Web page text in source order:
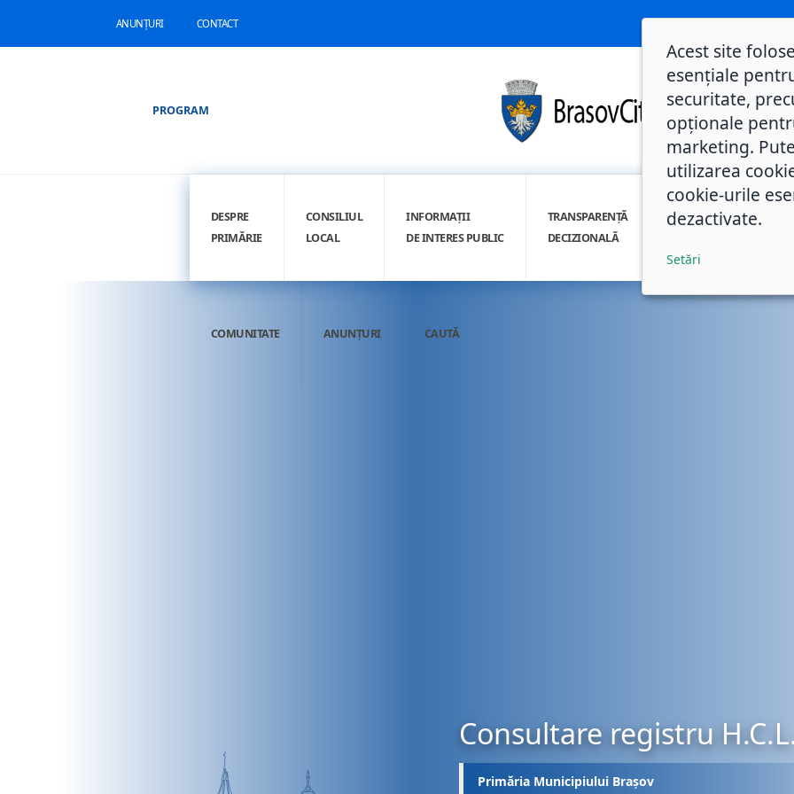
ANUNȚURI CONTACT
PROGRAM
DESPRE
PRIMĂRIE
CONSILIUL
LOCAL
INFORMAȚII
DE INTERES PUBLIC
TRANSPARENȚĂ
DECIZIONALĂ
INTEGRITATE
COMUNITATE ANUNȚURI CAUTĂ
Consultare registru
Primăria Municipiului Brașov
Acest site
esențiale
securitate,
opționale
marketing.
utilizarea
cookie-urile
dezactivate.
Setări